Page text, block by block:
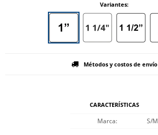
Variantes:
Métodos y costos de envío
CARACTERÍSTICAS
Marca S/M